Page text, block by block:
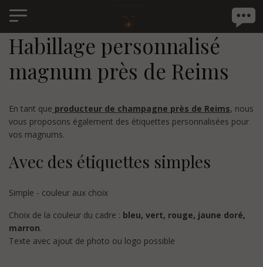
Habillage personnalisé
magnum près de Reims
En tant que producteur de champagne près de Reims, nous
vous proposons également des étiquettes personnalisées pour
vos magnums.
Avec des étiquettes simples
Simple - couleur aux choix
Choix de la couleur du cadre : bleu, vert, rouge, jaune doré,
marron.
Texte avec ajout de photo ou logo possible